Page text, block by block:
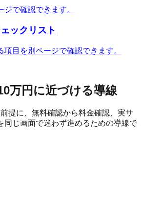
で確認できます。
ックリスト
目を別ページで確認できます。
万円に近づける導線
提に、無料確認から料金確認、実サ
同じ画面で迷わず進めるための導線で